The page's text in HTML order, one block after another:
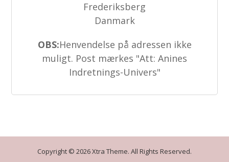
Frederiksberg
Danmark
OBS:Henvendelse på adressen ikke
muligt. Post mærkes "Att: Anines
Indretnings-Univers"
Copyright © 2026 Xtra Theme. All Rights Reserved.